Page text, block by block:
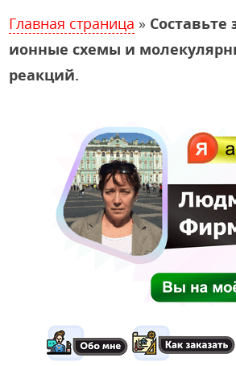
Главная страница » Составьте
ионные схемы и
реакций.